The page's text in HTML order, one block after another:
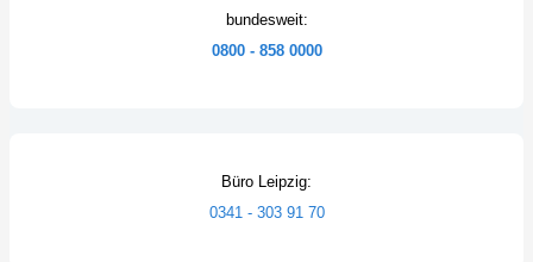
bundesweit:
0800 - 858 0000
Büro Leipzig:
0341 - 303 91 70